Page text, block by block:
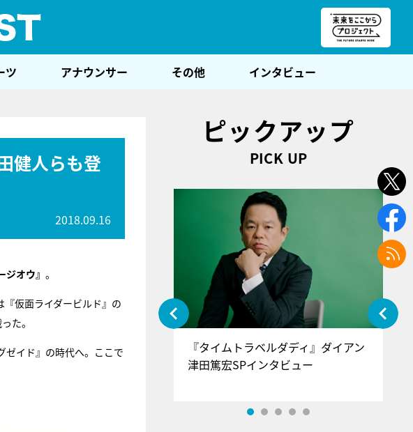
ツ アナウンサー その他 インタビュー
健人らも登
2018.09.16
ジオウ』 。
仮面ライダービルド』の
た。
ゼイド』の時代へ。ここで
ピックアップ
PICK UP
イ＝ラブ！げーみんぐ』＝LOV
『タイムトラベルダディ』ダイアン
津田篤宏SPインタビュー